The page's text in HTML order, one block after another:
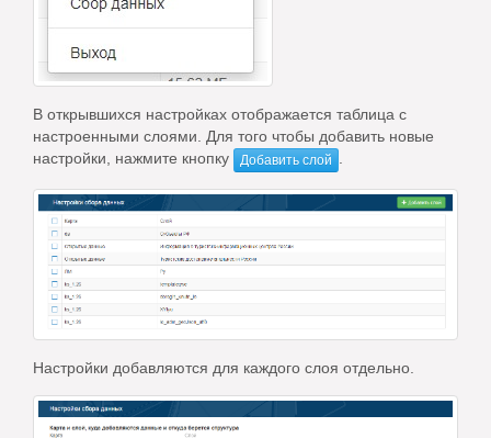
В открывшихся настройках отображается таблица с
настроенными слоями. Для того чтобы добавить новые
настройки, нажмите кнопку
Добавить слой .
Настройки добавляются для каждого слоя отдельно.